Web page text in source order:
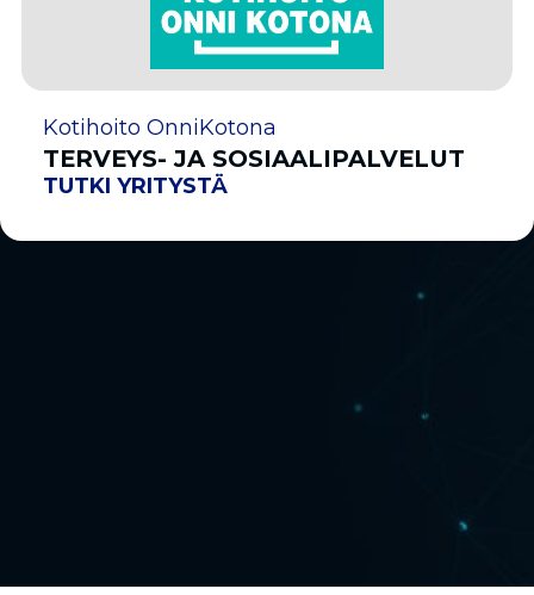
Kotihoito OnniKotona
TERVEYS- JA SOSIAALIPALVELUT
TUTKI YRITYSTÄ